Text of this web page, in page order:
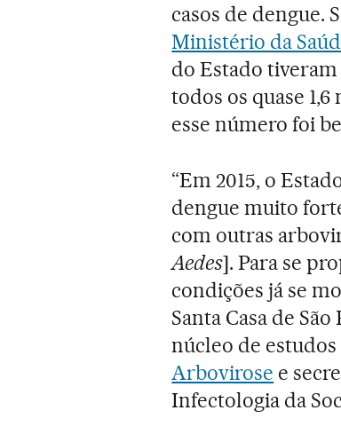
casos de dengue.
Ministério da
do Estado tiveram
todos os quase
esse número foi
“Em 2015, o
dengue muito
com outras
Aedes]. Para se
condições já se
Santa Casa de
núcleo de estudos
Arbovirose e
Infectologia da